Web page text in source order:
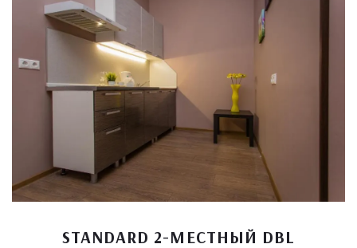
STANDARD 2-МЕСТНЫЙ DBL